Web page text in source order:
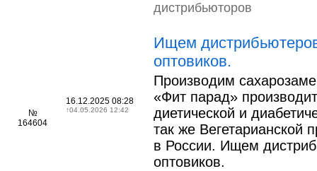
дистрибьюторов
№
164604
16.12.2025 08:28
↑04.05.2026 12:42
Ищем
оптовиков.
Производим
«Фит парад»
диетической и
так же Вегетарианской
в России. Ищем
оптовиков.